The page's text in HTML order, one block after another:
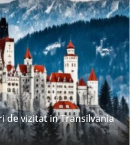
de vizitat in Transilvania